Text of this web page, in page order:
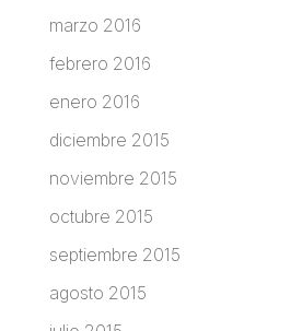
marzo 2016
febrero 2016
enero 2016
diciembre 2015
noviembre 2015
octubre 2015
septiembre 2015
agosto 2015